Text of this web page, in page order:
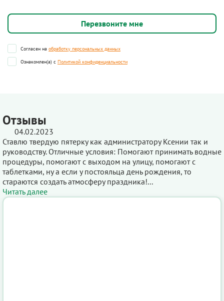
Согласен на обработку персональных данных
Ознакомлен(а) с Политикой конфиденциальности
Отзывы
04.02.2023
Ставлю твердую пятерку как администратору Ксении так и
руководству. Отличные условия: Помогают принимать водные
процедуры, помогают с выходом на улицу, помогают с
таблетками, ну а если у постояльца день рождения, то
стараются создать атмосферу праздника!...
Читать далее